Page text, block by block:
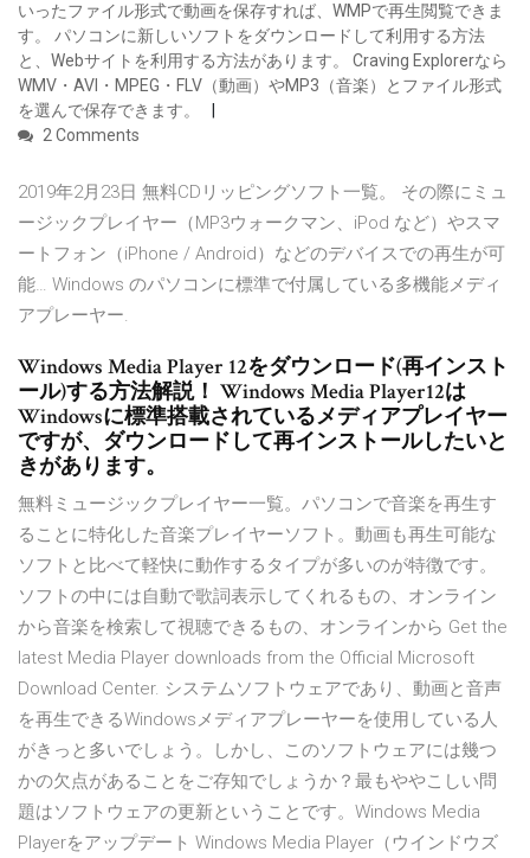
いったファイル形式で動画を保存すれば、WMPで再生閲覧できま
す。 パソコンに新しいソフトをダウンロードして利用する方法
と、Webサイトを利用する方法があります。 Craving Explorerなら
WMV・AVI・MPEG・FLV（動画）やMP3（音楽）とファイル形式
を選んで保存できます。
2 Comments
2019年2月23日 無料CDリッピングソフト一覧。 その際にミュ
ージックプレイヤー（MP3ウォークマン、iPod など）やスマ
ートフォン（iPhone / Android）などのデバイスでの再生が可
能… Windows のパソコンに標準で付属している多機能メディ
アプレーヤー.
Windows Media Player 12をダウンロード(再インスト
ール)する方法解説！ Windows Media Player12は
Windowsに標準搭載されているメディアプレイヤー
ですが、ダウンロードして再インストールしたいと
きがあります。
無料ミュージックプレイヤー一覧。パソコンで音楽を再生す
ることに特化した音楽プレイヤーソフト。動画も再生可能な
ソフトと比べて軽快に動作するタイプが多いのが特徴です。
ソフトの中には自動で歌詞表示してくれるもの、オンライン
から音楽を検索して視聴できるもの、オンラインから Get the
latest Media Player downloads from the Official Microsoft
Download Center. システムソフトウェアであり、動画と音声
を再生できるWindowsメディアプレーヤーを使用している人
がきっと多いでしょう。しかし、このソフトウェアには幾つ
かの欠点があることをご存知でしょうか？最もややこしい問
題はソフトウェアの更新ということです。Windows Media
Playerをアップデート Windows Media Player（ウインドウズ